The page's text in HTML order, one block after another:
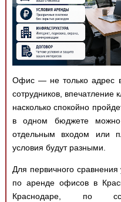
Офис — не только адрес
сотрудников, впечатление
насколько спокойно
в одном бюджете
отдельным входом или
условия будут разными.
Для первичного
по аренде офисов в
Краснодаре, по